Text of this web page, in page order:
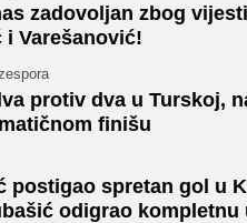
zadovoljan zbog
Varešanović!
protiv dva u Turskoj,
finišu
postigao spretan gol u
odigrao kompletnu